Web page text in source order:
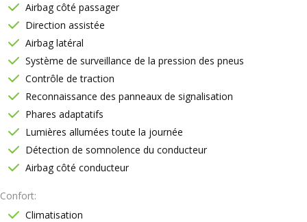
Airbag côté passager
Direction assistée
Airbag latéral
Système de surveillance de la pression des pneus
Contrôle de traction
Reconnaissance des panneaux de signalisation
Phares adaptatifs
Lumières allumées toute la journée
Détection de somnolence du conducteur
Airbag côté conducteur
Confort
Climatisation